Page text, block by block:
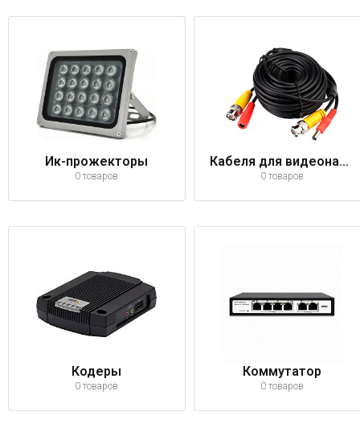
Ик-прожекторы
0 товаров
Кабеля для видеонаблюдения
0 товаров
Кодеры
0 товаров
Коммутатор
0 товаров